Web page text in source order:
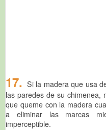
17. Si la madera que usa
las paredes de su chimenea,
que queme con la madera
a eliminar las marcas
imperceptible.